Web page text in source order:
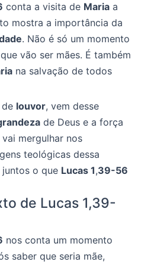
conta a visita de Maria a
mostra a importância da
. Não é só um momento
vão ser mães. É também
na salvação de todos
louvor, vem desse
de Deus e a força
mergulhar nos
teológicas dessa
o que Lucas 1,39-56
de Lucas 1,39-
nos conta um momento
saber que seria mãe,